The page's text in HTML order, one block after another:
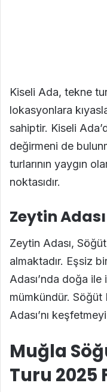
Kiseli Ada, tekne
lokasyonlara
sahiptir. Kiseli
değirmeni de
turlarının yaygın
noktasıdır.
Zeytin Adası
Zeytin Adası, Söğüt
almaktadır. Eşsiz
Adası’nda doğa
mümkündür. Söğüt
Adası’nı
Muğla
Turu 2025